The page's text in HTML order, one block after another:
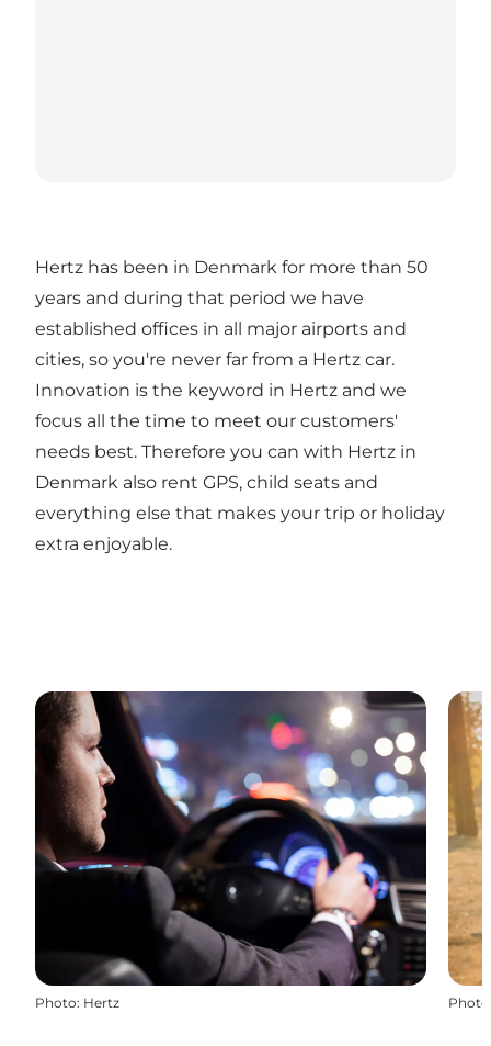
Hertz has been in Denmark for more than 50
years and during that period we have
established offices in all major airports and
cities, so you're never far from a Hertz car.
Innovation is the keyword in Hertz and we
focus all the time to meet our customers'
needs best. Therefore you can with Hertz in
Denmark also rent GPS, child seats and
everything else that makes your trip or holiday
extra enjoyable.
Photo: Hertz Photo